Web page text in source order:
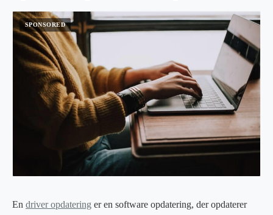
En driver opdatering er en software opdatering, der opdaterer